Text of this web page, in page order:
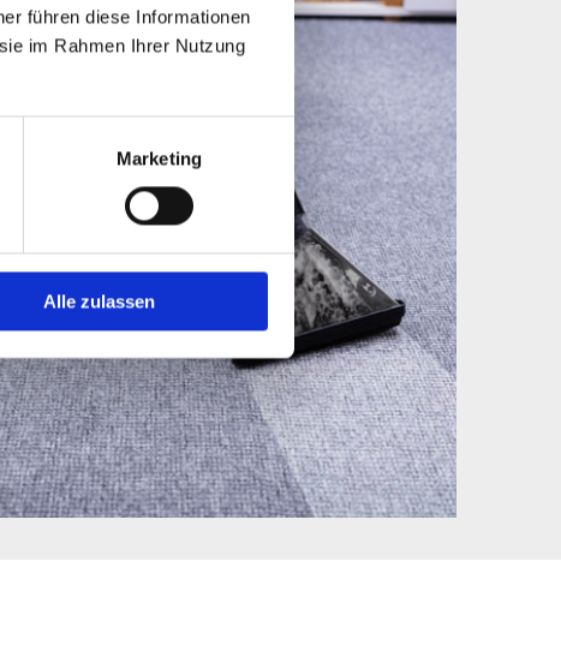
führen diese Informationen
im Rahmen Ihrer Nutzung
Marketing
Alle zulassen